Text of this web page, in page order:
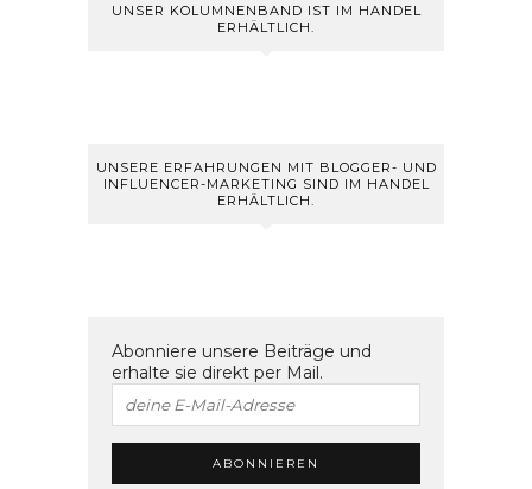
UNSER KOLUMNENBAND IST IM HANDEL
ERHÄLTLICH.
UNSERE ERFAHRUNGEN MIT BLOGGER- UND
INFLUENCER-MARKETING SIND IM HANDEL
ERHÄLTLICH.
Abonniere unsere Beiträge und
erhalte sie direkt per Mail.